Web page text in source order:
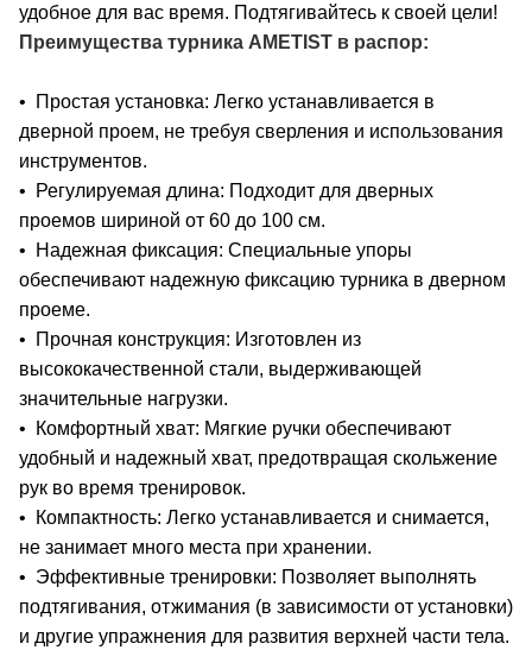
удобное для вас время. Подтягивайтесь к своей цели!
Преимущества турника AMETIST в распор:
• Простая установка: Легко устанавливается в
дверной проем, не требуя сверления и использования
инструментов.
• Регулируемая длина: Подходит для дверных
проемов шириной от 60 до 100 см.
• Надежная фиксация: Специальные упоры
обеспечивают надежную фиксацию турника в дверном
проеме.
• Прочная конструкция: Изготовлен из
высококачественной стали, выдерживающей
значительные нагрузки.
• Комфортный хват: Мягкие ручки обеспечивают
удобный и надежный хват, предотвращая скольжение
рук во время тренировок.
• Компактность: Легко устанавливается и снимается,
не занимает много места при хранении.
• Эффективные тренировки: Позволяет выполнять
подтягивания, отжимания (в зависимости от установки)
и другие упражнения для развития верхней части тела.